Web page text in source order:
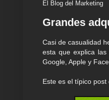
El Blog del Marketing
Grandes
Casi de casualidad
esta que explica las
Google, Apple y
Este es el típico